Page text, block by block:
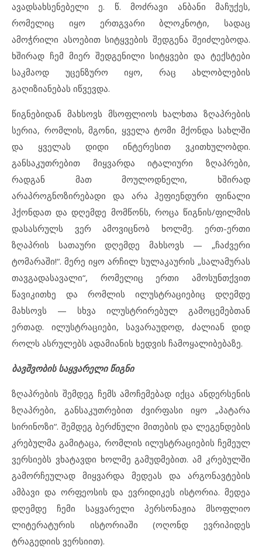
ავადსახსენებელი ე. წ. მოძრავი ანბანი მაჩუქეს,
რომელიც იყო ერთგვარი ბლოკნოტი, სადაც
ამოჭრილი ასოებით სიტყვების შედგენა შეიძლებოდა.
ხშირად ჩემ მიერ შედგენილი სიტყვები და ტექსტები
საკმაოდ უცენზურო იყო, რაც ახლობლების
გაღიზიანებას იწვევდა.
წიგნებიდან მახსოვს მსოფლიოს ხალხთა ზღაპრების
სერია, რომლის, მგონი, ყველა ტომი მქონდა სახლში
და ყველას დიდი ინტერესით ვკითხულობდი.
განსაკუთრებით მიყვარდა იტალიური ზღაპრები,
რადგან მათ მოულოდნელი, ხშირად
არაპროგნოზირებადი და არა ჰეფიენდური ფინალი
ჰქონდათ და დღემდე მომწონს, როცა წიგნის/ფილმის
დასასრულს ვერ ამოვიცნობ ხოლმე. ერთ-ერთი
ზღაპრის სათაური დღემდე მახსოვს — „ჩაძვერი
ტომარაში!“. მერე იყო არჩილ სულაკაურის „სალამურას
თავგადასავალი“, რომელიც ერთი ამოსუნთქვით
წავიკითხე და რომლის ილუსტრაციებიც დღემდე
მახსოვს — სხვა ილუსტრირებულ გამოცემებთან
ერთად. ილუსტრაციები, სავარაუდოდ, ძალიან დიდ
როლს ასრულებს ადამიანის ხედვის ჩამოყალიბებაზე.
ბავშვობის საყვარელი წიგნი
ზღაპრების შემდეგ ჩემს ამოჩემებად იქცა ანდერსენის
ზღაპრები, განსაკუთრებით ძვირფასი იყო „პატარა
სირინოზი“. შემდეგ ბერძნული მითების და ლეგენდების
კრებულმა გამიტაცა, რომლის ილუსტრაციების ჩემეულ
ვერსიებს ვხატავდი ხოლმე გამუდმებით. ამ კრებულში
გამორჩეულად მიყვარდა მედეას და არგონავტების
ამბავი და ორფეოსის და ევრიდიკეს ისტორია. მედეა
დღემდე ჩემი საყვარელი პერსონაჟია მსოფლიო
ლიტერატურის ისტორიაში (ოღონდ ევრიპიდეს
ტრაგედიის ვერსიით).